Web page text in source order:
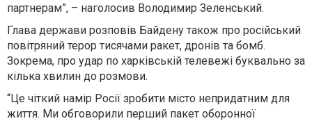
партнерам”, – наголосив Володимир Зеленський.
Глава держави розповів Байдену також про російський
повітряний терор тисячами ракет, дронів та бомб.
Зокрема, про удар по харківській телевежі буквально за
кілька хвилин до розмови.
“Це чіткий намір Росії зробити місто непридатним для
життя. Ми обговорили перший пакет оборонної